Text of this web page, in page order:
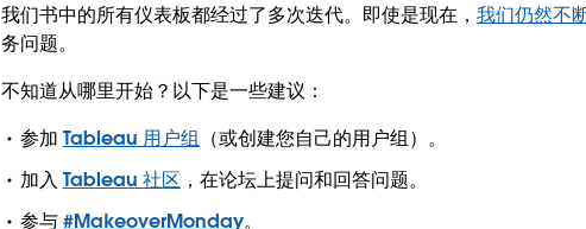
我们书中的所有仪表板都经过了多次迭代。即使是现在，我们仍然不
务问题。
不知道从哪里开始？以下是一些建议：
参加 Tableau 用户组 （或创建您自己的用户组）。
加入 Tableau 社区 ，在论坛上提问和回答问题。
参与#MakeoverMonday。